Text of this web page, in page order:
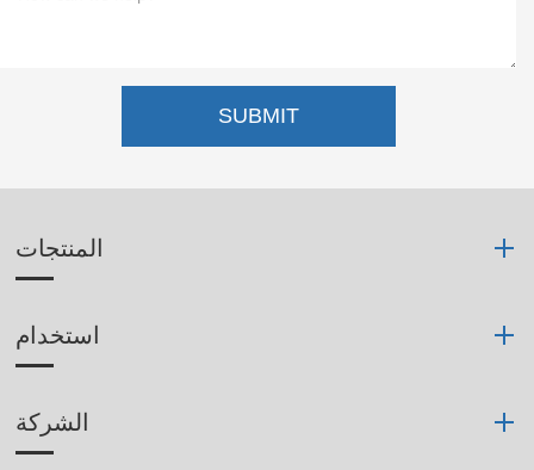
SUBMIT
المنتجات
استخدام
الشركة